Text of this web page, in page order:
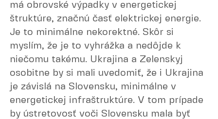
má obrovské výpadky v energetickej
štruktúre, značnú časť elektrickej energie.
Je to minimálne nekorektné. Skôr si
myslím, že je to vyhrážka a nedôjde k
niečomu takému. Ukrajina a Zelenskyj
osobitne by si mali uvedomiť, že i Ukrajina
je závislá na Slovensku, minimálne v
energetickej infraštruktúre. V tom prípade
by ústretovosť voči Slovensku mala byť